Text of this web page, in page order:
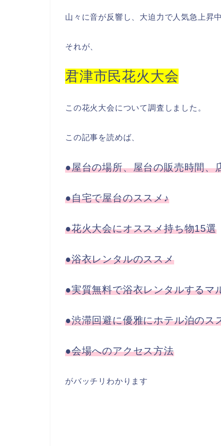
山々に音が反響し、大迫力で人気急上昇中
それが、
君津市民花火大会
この花火大会について調査しました。
この記事を読めば、
●屋台の場所、屋台の販売時間、
●自宅で屋台のススメ♪
●花火大会にオススメ持ち物15選
●浴衣レンタルのススメ
●実質無料で浴衣レンタルするマ
●渋滞回避に優雅にホテル泊のス
●会場へのアクセス方法
がバッチリわかります